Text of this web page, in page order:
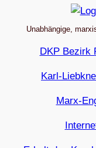
Unabhängige,
DKP Bezirk
Karl-
Marx-